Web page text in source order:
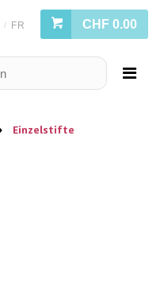
/ FR CHF 0.00
Einzelstifte